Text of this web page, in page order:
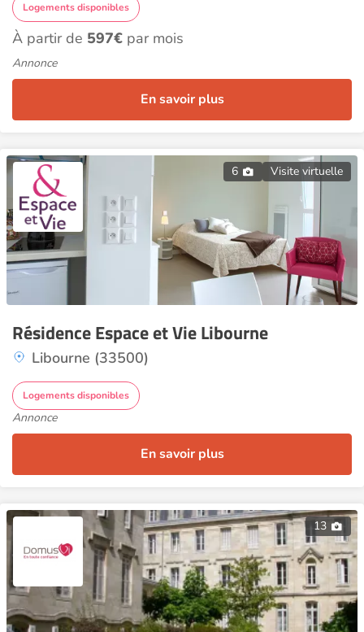
Logements disponibles
À partir de 597€ par mois
Annonce
En savoir plus
6 Visite virtuelle
Résidence Espace et Vie Libourne
Libourne (33500)
Logements disponibles
Annonce
En savoir plus
13